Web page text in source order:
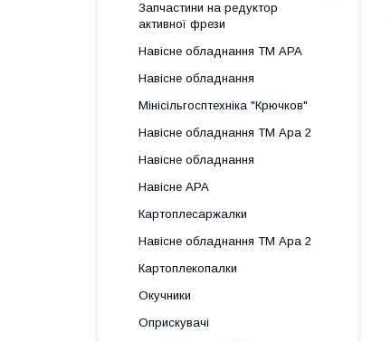
Запчастини на редуктор
активної фрези
Навісне обладнання ТМ АРА
Навісне обладнання
Мінісільгосптехніка "Крючков"
Навісне обладнання ТМ Ара 2
Навісне обладнання
Навісне АРА
Картоплесаржалки
Навісне обладнання ТМ Ара 2
Картоплекопалки
Окучники
Оприскувачі